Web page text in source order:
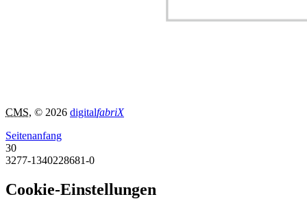
CMS, © 2026 digitalfabriX
Seitenanfang
30
3277-1340228681-0
Cookie-Einstellungen